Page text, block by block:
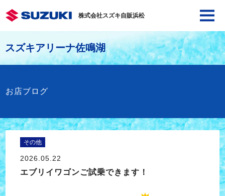
株式会社スズキ自販浜松
スズキアリーナ佐鳴湖
お店ブログ
その他
2026.05.22
エブリイワゴンご試乗できます！